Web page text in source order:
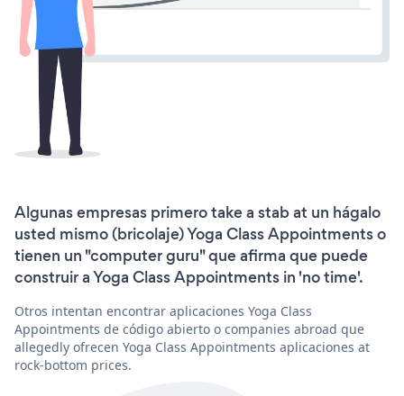
Algunas empresas primero take a stab at un hágalo
usted mismo (bricolaje) Yoga Class Appointments o
tienen un "computer guru" que afirma que puede
construir a Yoga Class Appointments in 'no time'.
Otros intentan encontrar aplicaciones Yoga Class
Appointments de código abierto o companies abroad que
allegedly ofrecen Yoga Class Appointments aplicaciones at
rock-bottom prices.